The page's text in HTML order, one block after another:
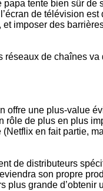
tente bien sûr de
de télévision est
imposer des
réseaux de chaînes
une plus-value
de plus en plus
en fait partie,
de distributeurs
son propre
plus grande d’obtenir